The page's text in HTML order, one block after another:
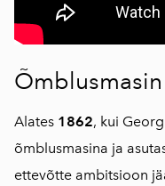
Alates 1862, kui
õmblusmasina ja
ettevõtte ambitsioon